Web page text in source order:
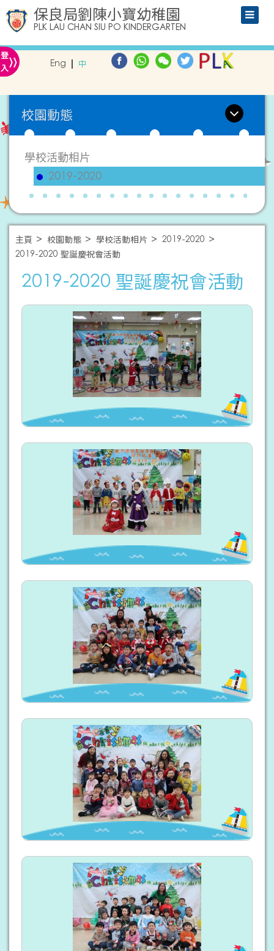
保良局劉陳小寶幼稚園
PLK LAU CHAN SIU PO KINDERGARTEN
登
入» Eng 中
校園動態
學校活動相片
2019-2020
主頁 校園動態 學校活動相片
2019-2020
2019-2020 聖誕慶祝會活動
2019-2020 聖誕慶祝會活動